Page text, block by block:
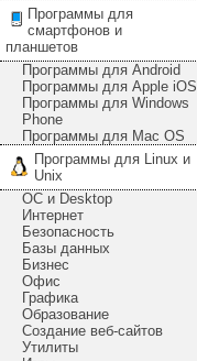
Программы для
смартфонов и
планшетов
Программы для Android
Программы для Apple iOS
Программы для Windows
Phone
Программы для Mac OS
Программы для Linux и
Unix
ОС и Desktop
Интернет
Безопасность
Базы данных
Бизнес
Офис
Графика
Образование
Создание веб-сайтов
Утилиты